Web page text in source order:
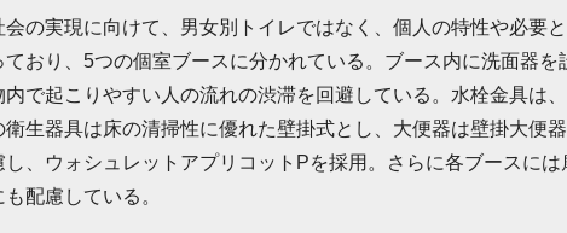
会の実現に向けて、男女別トイレではなく、個人の特性や必要
おり、5つの個室ブースに分かれている。ブース内に洗面器
で起こりやすい人の流れの渋滞を回避している。水栓金具は
生器具は床の清掃性に優れた壁掛式とし、大便器は壁掛大便
、ウォシュレットアプリコットPを採用。さらに各ブースに
配慮している。